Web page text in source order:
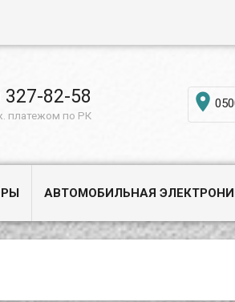
327-82-58
платежом по РК

АВТОМОБИЛЬНАЯ